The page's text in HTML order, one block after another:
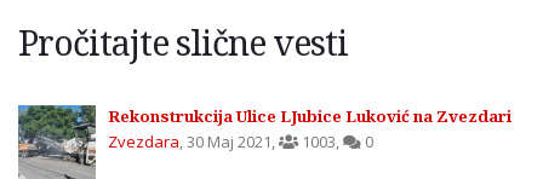
Pročitajte slične vesti
Rekonstrukcija Ulice LJubice Luković na Zvezdari
Zvezdara,30 Maj 2021, 1003, 0